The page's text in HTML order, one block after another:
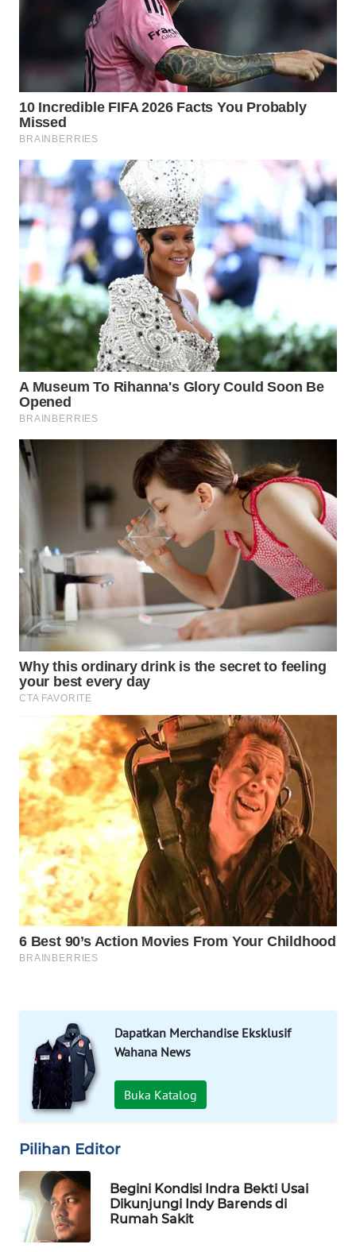
Dapatkan Merchandise Eksklusif
Wahana News
Buka Katalog
Pilihan Editor
Begini Kondisi Indra Bekti Usai
Dikunjungi Indy Barends di
Rumah Sakit
WAHANA
INFRASTRUKTUR
WAHANA
KONSUMEN
WAHANA
LISTRIK
WAHANA
TRAVEL
WAHANA
TV
WAHANANEWS
ID
WAHANANEWS
WAHANA
SPORT
WAHANA
UMKM
WAHANA
SELEB
WAHANA
PERSONA
WAHANA
OTOMOTIF
WAHANA
HEALTH
WAHANA
DESA
WISATA
Network
KONSUMEN
LISTRIK
MASYARAKAT
KELISTRIKAN
WALINKI
ID